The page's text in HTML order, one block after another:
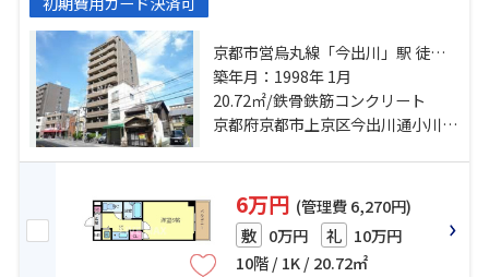
京都市営烏丸線「今出川」駅 徒歩5
分 京都市営烏丸線「鞍馬口」駅 徒
歩15分 京都市営烏丸線「丸太町」
駅 徒歩21分
築年月：1998年 1月
20.72㎡/鉄骨鉄筋コンクリート
京都府京都市上京区今出川通小川東入北兼康町
6万円 (管理費 6,270円)
敷 0万円 礼 10万円
10階 / 1K / 20.72㎡